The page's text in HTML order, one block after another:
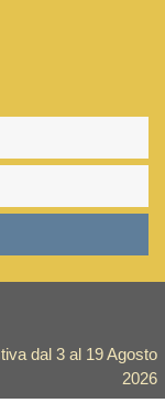
dal 3 al 19 Agosto
2026